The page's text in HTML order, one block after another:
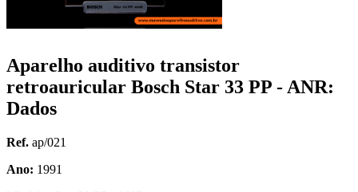
Aparelho auditivo transistor
retroauricular Bosch Star 33 PP - ANR:
Dados
Ref. ap/021
Ano: 1991